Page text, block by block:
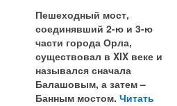
Пешеходный мост,
соединявший 2-ю и 3-ю
части города Орла,
существовал в XIX веке и
назывался сначала
Балашовым, а затем –
Банным мостом. Читать